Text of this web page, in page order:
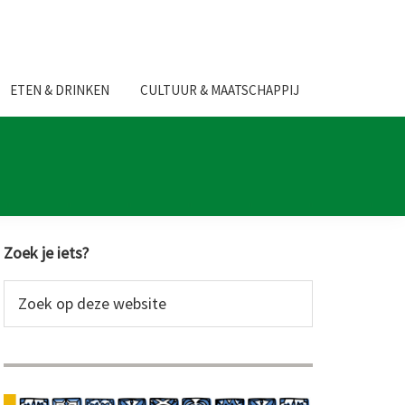
ETEN & DRINKEN CULTUUR & MAATSCHAPPIJ
Primaire
Sidebar
Zoek je iets?
op
website